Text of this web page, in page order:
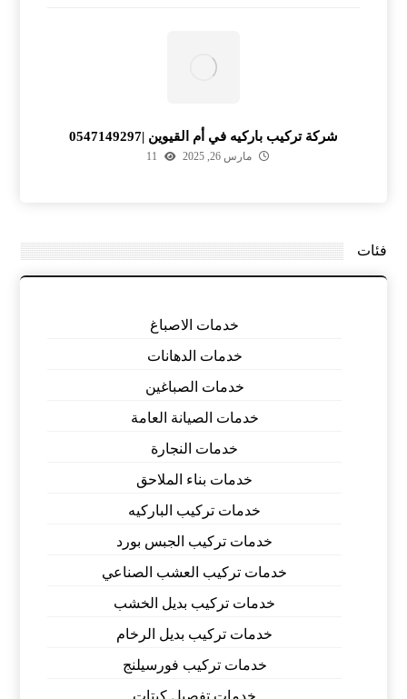
شركة تركيب باركيه في أم القيوين |0547149297
مارس 26, 2025 11
فئات
خدمات الاصباغ
خدمات الدهانات
خدمات الصباغين
خدمات الصيانة العامة
خدمات النجارة
خدمات بناء الملاحق
خدمات تركيب الباركيه
خدمات تركيب الجبس بورد
خدمات تركيب العشب الصناعي
خدمات تركيب بديل الخشب
خدمات تركيب بديل الرخام
خدمات تركيب فورسيلنج